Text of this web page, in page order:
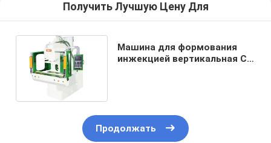
Получить Лучшую Цену Для
Машина для формования
инжекцией вертикальная С с
Продолжать